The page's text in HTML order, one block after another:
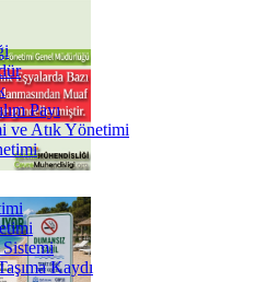
Payı
ve Atık Yönetimi
Kaydı